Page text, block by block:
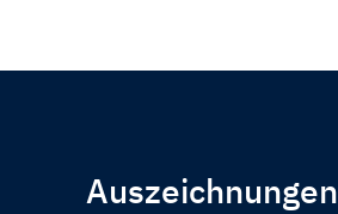
Auszeichnungen